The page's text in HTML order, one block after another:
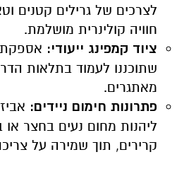
לצרכים של גרילים קטנים
חוויה קולינרית מושלמת.
ציוד קמפינג ייעודי: אספקת
שתוכננו לעמוד בתלאות
מאתגרים.
פתרונות חימום ניידים:
ליהנות מחום נעים בחצר
קרירים, תוך שמירה על